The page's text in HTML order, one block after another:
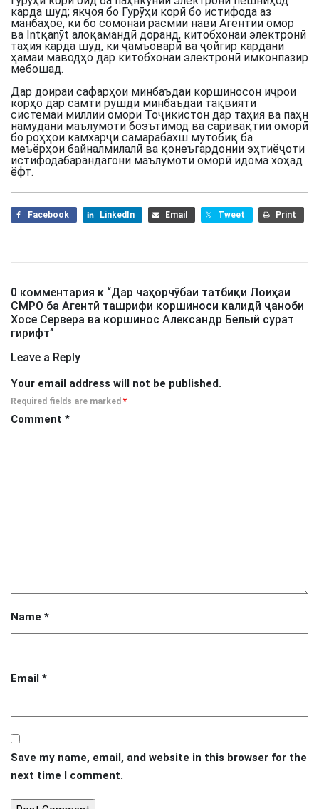
карда шуд; якҷоя бо Гурӯҳи корӣ бо истифода аз
манбаҳое, ки бо сомонаи расмии нави Агентии омор
ва Intқanӯt алоқамандӣ доранд, китобхонаи электронӣ
таҳия карда шуд, ки ҷамъоварӣ ва ҷойгир кардани
ҳамаи маводҳо дар китобхонаи электронӣ имконпазир
мебошад.
Дар доираи сафарҳои минбаъдаи коршиносон иҷрои
корҳо дар самти рушди минбаъдаи тақвияти
системаи миллии омори Тоҷикистон дар таҳия ва паҳн
намудани маълумоти боэътимод ва саривақтии оморӣ
бо роҳҳои камхарҷи самарабахш мутобиқ ба
меъёрҳои байналмилалӣ ва қонеъгардонии эҳтиёҷоти
истифодабарандагони маълумоти оморӣ идома хоҳад
ёфт.
Facebook LinkedIn Email Tweet Print
0 комментария к “Дар чаҳорчӯбаи татбиқи Лоиҳаи
СМРО ба Агентӣ ташрифи коршиноси калидӣ ҷаноби
Хосе Сервера ва коршинос Александр Белый сурат
гирифт”
Leave a Reply
Your email address will not be published.
Required fields are marked *
Comment *
Name *
Email *
Save my name, email, and website in this browser for the
next time I comment.